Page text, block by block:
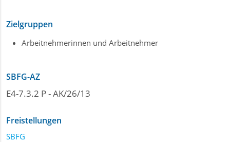
Zielgruppen
Arbeitnehmerinnen und Arbeitnehmer
SBFG-AZ
E4-7.3.2 P - AK/26/13
Freistellungen
SBFG